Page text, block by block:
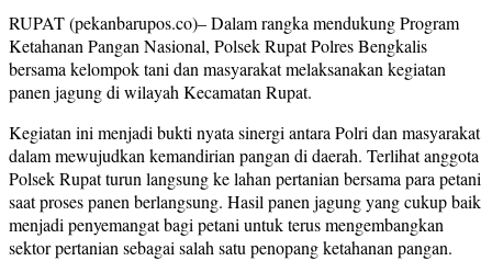
RUPAT (pekanbarupos.co)– Dalam rangka mendukung Program
Ketahanan Pangan Nasional, Polsek Rupat Polres Bengkalis
bersama kelompok tani dan masyarakat melaksanakan kegiatan
panen jagung di wilayah Kecamatan Rupat.
Kegiatan ini menjadi bukti nyata sinergi antara Polri dan masyarakat
dalam mewujudkan kemandirian pangan di daerah. Terlihat anggota
Polsek Rupat turun langsung ke lahan pertanian bersama para petani
saat proses panen berlangsung. Hasil panen jagung yang cukup baik
menjadi penyemangat bagi petani untuk terus mengembangkan
sektor pertanian sebagai salah satu penopang ketahanan pangan.